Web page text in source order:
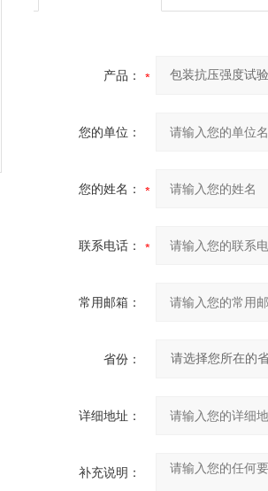
产品：
您的单位：
您的姓名：
联系电话：
常用邮箱：
省份：
详细地址：
补充说明：